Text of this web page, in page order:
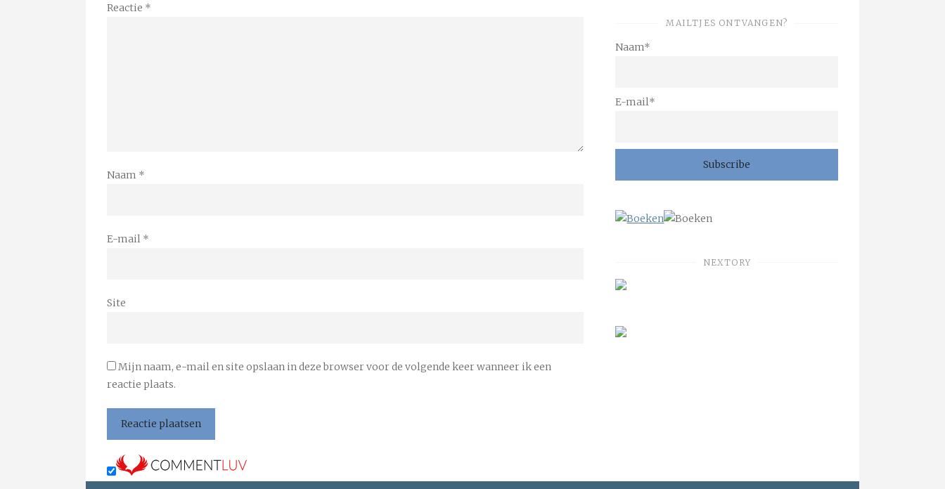
Reactie *
Naam *
E-mail *
Site
Mijn naam, e-mail en site opslaan in deze browser voor de volgende keer wanneer ik een
reactie plaats.
MAILTJES ONTVANGEN?
Naam*
E-mail*
NEXTORY